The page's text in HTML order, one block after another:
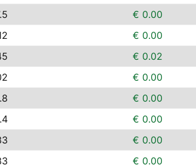
€ 0.00
€ 0.00
€ 0.02
€ 0.00
€ 0.00
€ 0.00
€ 0.00
€ 0.00